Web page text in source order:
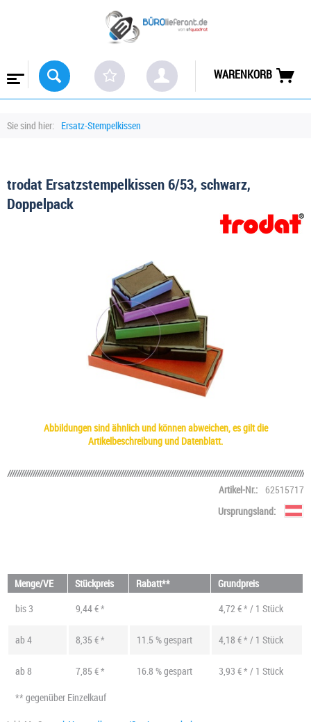
WARENKORB
Sie sind hier: Ersatz-Stempelkissen
trodat Ersatzstempelkissen 6/53, schwarz,
Doppelpack
Abbildungen sind ähnlich und können abweichen, es gilt die
Artikelbeschreibung und Datenblatt.
Artikel-Nr.: 62515717
Ursprungsland:
Menge/VE Stückpreis Rabatt**
Grundpreis
bis 3 9,44 € * 4,72 € * / 1 Stück
ab4 8,35 € * 11.5 % gespart 4,18 € * / 1 Stück
ab8 7,85 € * 16.8 % gespart
3,93 € * / 1 Stück
** gegenüber Einzelkauf